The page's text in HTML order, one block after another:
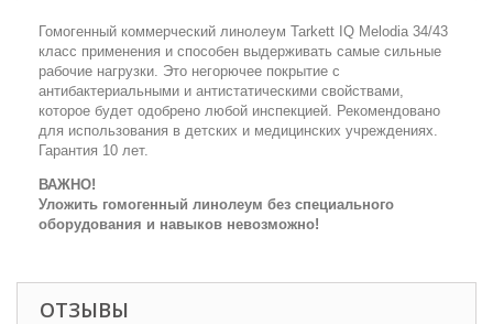
Гомогенный коммерческий линолеум Tarkett IQ Melodia 34/43
класс применения и способен выдерживать самые сильные
рабочие нагрузки. Это негорючее покрытие с
антибактериальными и антистатическими свойствами,
которое будет одобрено любой инспекцией. Рекомендовано
для использования в детских и медицинских учреждениях.
Гарантия 10 лет.
ВАЖНО!
Уложить гомогенный линолеум без специального
оборудования и навыков невозможно!
ОТЗЫВЫ